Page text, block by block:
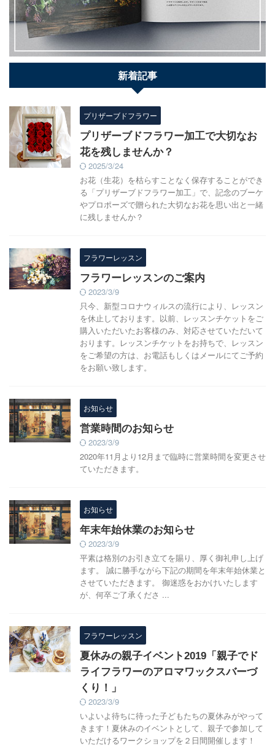
新着記事
プリザーブドフラワー
プリザーブドフラワー加工で大切なお
花を残しませんか？
2025/3/24
お花（生花）を枯らすことなく保存することができ
る「プリザーブドフラワー加工」で、記念のブーケ
やプロポーズで贈られた大切なお花を思い出と一緒
に残しませんか？
フラワーレッスン
フラワーレッスンのご案内
2023/3/9
只今、新型コロナウィルスの流行により、レッスン
を休止しております。以前、レッスンチケットをご
購入いただいたお客様のみ、対応させていただいて
おります。レッスンチケットをお持ちで、レッスン
をご希望の方は、お電話もしくはメールにてご予約
をお願い致します。
お知らせ
営業時間のお知らせ
2023/3/9
2020年11月より12月まで臨時に営業時間を変更させ
ていただきます。
お知らせ
年末年始休業のお知らせ
2023/3/9
平素は格別のお引き立てを賜り、厚く御礼申し上げ
ます。 誠に勝手ながら下記の期間を年末年始休業と
させていただきます。 御迷惑をおかけいたします
が、何卒ご了承くださ ...
フラワーレッスン
夏休みの親子イベント2019「親子でド
ライフラワーのアロマワックスバーづ
くり！」
2023/3/9
いよいよ待ちに待った子どもたちの夏休みがやって
きます！夏休みのイベントとして、親子で参加して
いただけるワークショップを２日間開催します！